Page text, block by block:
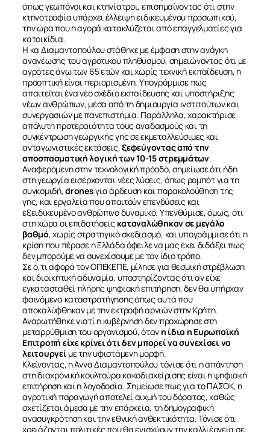
ΣΧΕΤΙΚΑ
ΝΕΑ
ΕΠΙΚΟΙΝΩΝΙΑ
όπως γεωπόνοι και κτηνίατροι, επισημαίνοντας ότι στην
κτηνοτροφία υπάρχει έλλειψη ειδικευμένου προσωπικού,
την ώρα που η αγορά κατακλύζεται από επαγγελματίες για
κατοικίδια.
Η κα Διαμαντοπούλου στάθηκε με έμφαση στην ανάγκη
ανανέωσης του αγροτικού πληθυσμού, σημειώνοντας ότι με
αγρότες άνω των 65 ετών και χωρίς τεχνική εκπαίδευση, η
προοπτική είναι περιορισμένη. Υπογράμμισε πως
απαιτείται ένα νέο σχέδιο εκπαίδευσης και υποστήριξης
νέων ανθρώπων, μέσα από τη δημιουργία ινστιτούτων και
συνεργασιών με πανεπιστήμια. Παράλληλα, χαρακτήρισε
απόλυτη προτεραιότητα τους αναδασμούς και τη
συγκέντρωση γεωργικής γης σε εκμεταλλεύσιμες και
ανταγωνιστικές εκτάσεις,ξεφεύγοντας από την
αποσπασματική λογική των 10-15 στρεμμάτων.
Αναφερόμενη στην τεχνολογική πρόοδο, σημείωσε ότι ήδη
στη γεωργία εισέρχονται νέες λύσεις, όπως ρομπότ για τη
συγκομιδή,dronesγια άρδευση και παρακολούθηση της
γης, και εργαλεία που απαιτούν επενδύσεις και
εξειδικευμένο ανθρώπινο δυναμικό. Υπενθύμισε, όμως, ότι
στη χώρα οι επιδοτήσεις καταναλώθηκαν σε μεγάλο
βαθμό, χωρίς στρατηγικό σχεδιασμό, και υπογράμμισε ότι η
κρίση που πέρασε η Ελλάδα όφειλε να μας έχει διδάξει πως
δεν μπορούμε να συνεχίσουμε με τον ίδιο τρόπο.
Σε ό,τι αφορά τον ΟΠΕΚΕΠΕ, μίλησε για θεσμική στρέβλωση
και διοικητική αδυναμία, υποστηρίζοντας ότι αν είχε
εγκατασταθεί πλήρης ψηφιακή επιτήρηση, δεν θα υπήρχαν
φαινόμενα καταστρατήγησης όπως αυτά που
αποκαλύφθηκαν με την εκτροφή αρνιών στην Κρήτη.
Αναρωτήθηκε γιατί η κυβέρνηση δεν προχώρησε στη
μεταρρύθμιση του οργανισμού, όταν η ίδια η Ευρωπαϊκή
Επιτροπή είχε κρίνει ότι δεν μπορεί να συνεχίσει να
λειτουργεί με την υφιστάμενη μορφή.
Κλείνοντας, η Άννα Διαμαντοπούλου τόνισε ότι η απάντηση
στη διαχρονική κουλτούρα κακοδιαχείρισης είναι η ψηφιακή
επιτήρηση και η λογοδοσία. Σημείωσε πως για το ΠΑΣΟΚ, η
αγροτική παραγωγή αποτελεί αιχμή του δόρατος, καθώς
σχετίζεται άμεσα με την επάρκεια, τη δημογραφική
ανασυγκρότηση και την εθνική ανθεκτικότητα. Τόνισε ότι
χρειάζονται πολιτικές που θα ενισχύουν την καλλιέργεια σε